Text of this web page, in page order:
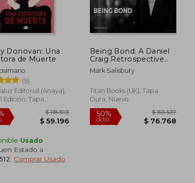
6%
dcto.
$ 38.813
$ 36.656
50%
Donovan: Una
de Muerte
(5)
Editorial (Anaya),
Edición, Tapa
Nuevo
Usado
Estado a
Comprar Usado
Being Bond: A Daniel
Craig Retrospective
(en Inglés)
Mark Salisbury
Titan Books (UK), Tapa
Dura, Nuevo